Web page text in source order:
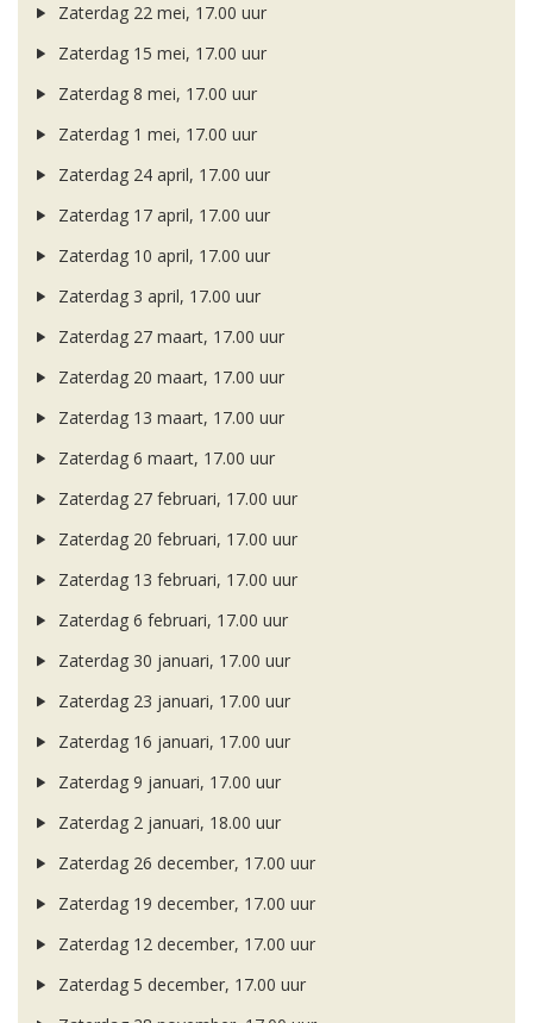
Zaterdag 22 mei, 17.00 uur
Zaterdag 15 mei, 17.00 uur
Zaterdag 8 mei, 17.00 uur
Zaterdag 1 mei, 17.00 uur
Zaterdag 24 april, 17.00 uur
Zaterdag 17 april, 17.00 uur
Zaterdag 10 april, 17.00 uur
Zaterdag 3 april, 17.00 uur
Zaterdag 27 maart, 17.00 uur
Zaterdag 20 maart, 17.00 uur
Zaterdag 13 maart, 17.00 uur
Zaterdag 6 maart, 17.00 uur
Zaterdag 27 februari, 17.00 uur
Zaterdag 20 februari, 17.00 uur
Zaterdag 13 februari, 17.00 uur
Zaterdag 6 februari, 17.00 uur
Zaterdag 30 januari, 17.00 uur
Zaterdag 23 januari, 17.00 uur
Zaterdag 16 januari, 17.00 uur
Zaterdag 9 januari, 17.00 uur
Zaterdag 2 januari, 18.00 uur
Zaterdag 26 december, 17.00 uur
Zaterdag 19 december, 17.00 uur
Zaterdag 12 december, 17.00 uur
Zaterdag 5 december, 17.00 uur